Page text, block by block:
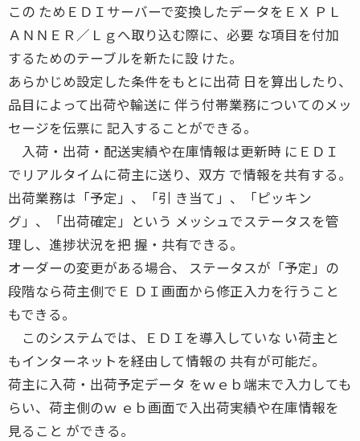
この ためＥＤＩサーバーで変換したデータをＥＸ ＰＬ
ＡＮＮＥＲ／Ｌｇへ取り込む際に、必要 な項目を付加
するためのテーブルを新たに設 けた。
あらかじめ設定した条件をもとに出荷 日を算出したり、
品目によって出荷や輸送に 伴う付帯業務についてのメッ
セージを伝票に 記入することができる。
入荷・出荷・配送実績や在庫情報は更新時 にＥＤＩ
でリアルタイムに荷主に送り、双方 で情報を共有する。
出荷業務は「予定」、「引 き当て」、「ピッキン
グ」、「出荷確定」という メッシュでステータスを管
理し、進捗状況を把 握・共有できる。
オーダーの変更がある場合、 ステータスが「予定」の
段階なら荷主側でＥ ＤＩ画面から修正入力を行うこと
もできる。
このシステムでは、ＥＤＩを導入していな い荷主と
もインターネットを経由して情報の 共有が可能だ。
荷主に入荷・出荷予定データ をｗｅｂ端末で入力しても
らい、荷主側のｗ ｅｂ画面で入出荷実績や在庫情報を
見ること ができる。